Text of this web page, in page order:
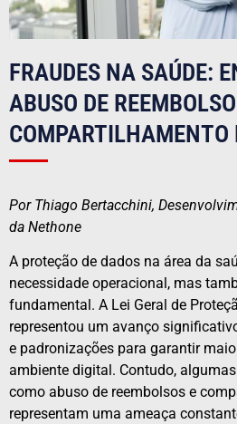
FRAUDES NA SAÚDE:
ABUSO DE
COMPARTILHAMENTO
Por Thiago Bertacchini,
da Nethone
A proteção de dados na área da
necessidade operacional, mas
fundamental. A Lei Geral de
representou um avanço
e padronizações para garantir
ambiente digital. Contudo,
como abuso de reembolsos e
representam uma ameaça